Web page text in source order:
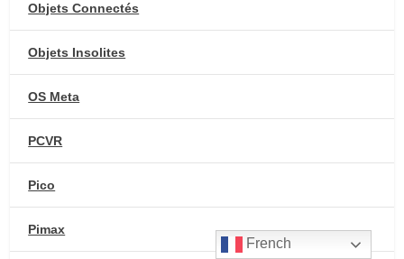
Objets Connectés
Objets Insolites
OS Meta
PCVR
Pico
Pimax
French